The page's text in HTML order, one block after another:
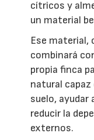
cítricos y
un material
Ese material,
combinará
propia finca
natural
suelo, ayudar
reducir la
externos.